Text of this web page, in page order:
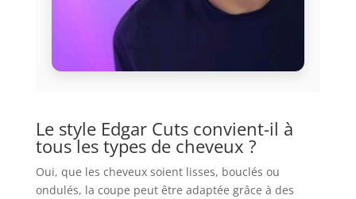
Le style Edgar Cuts convient-il à
tous les types de cheveux ?
Oui, que les cheveux soient lisses, bouclés ou
ondulés, la coupe peut être adaptée grâce à des